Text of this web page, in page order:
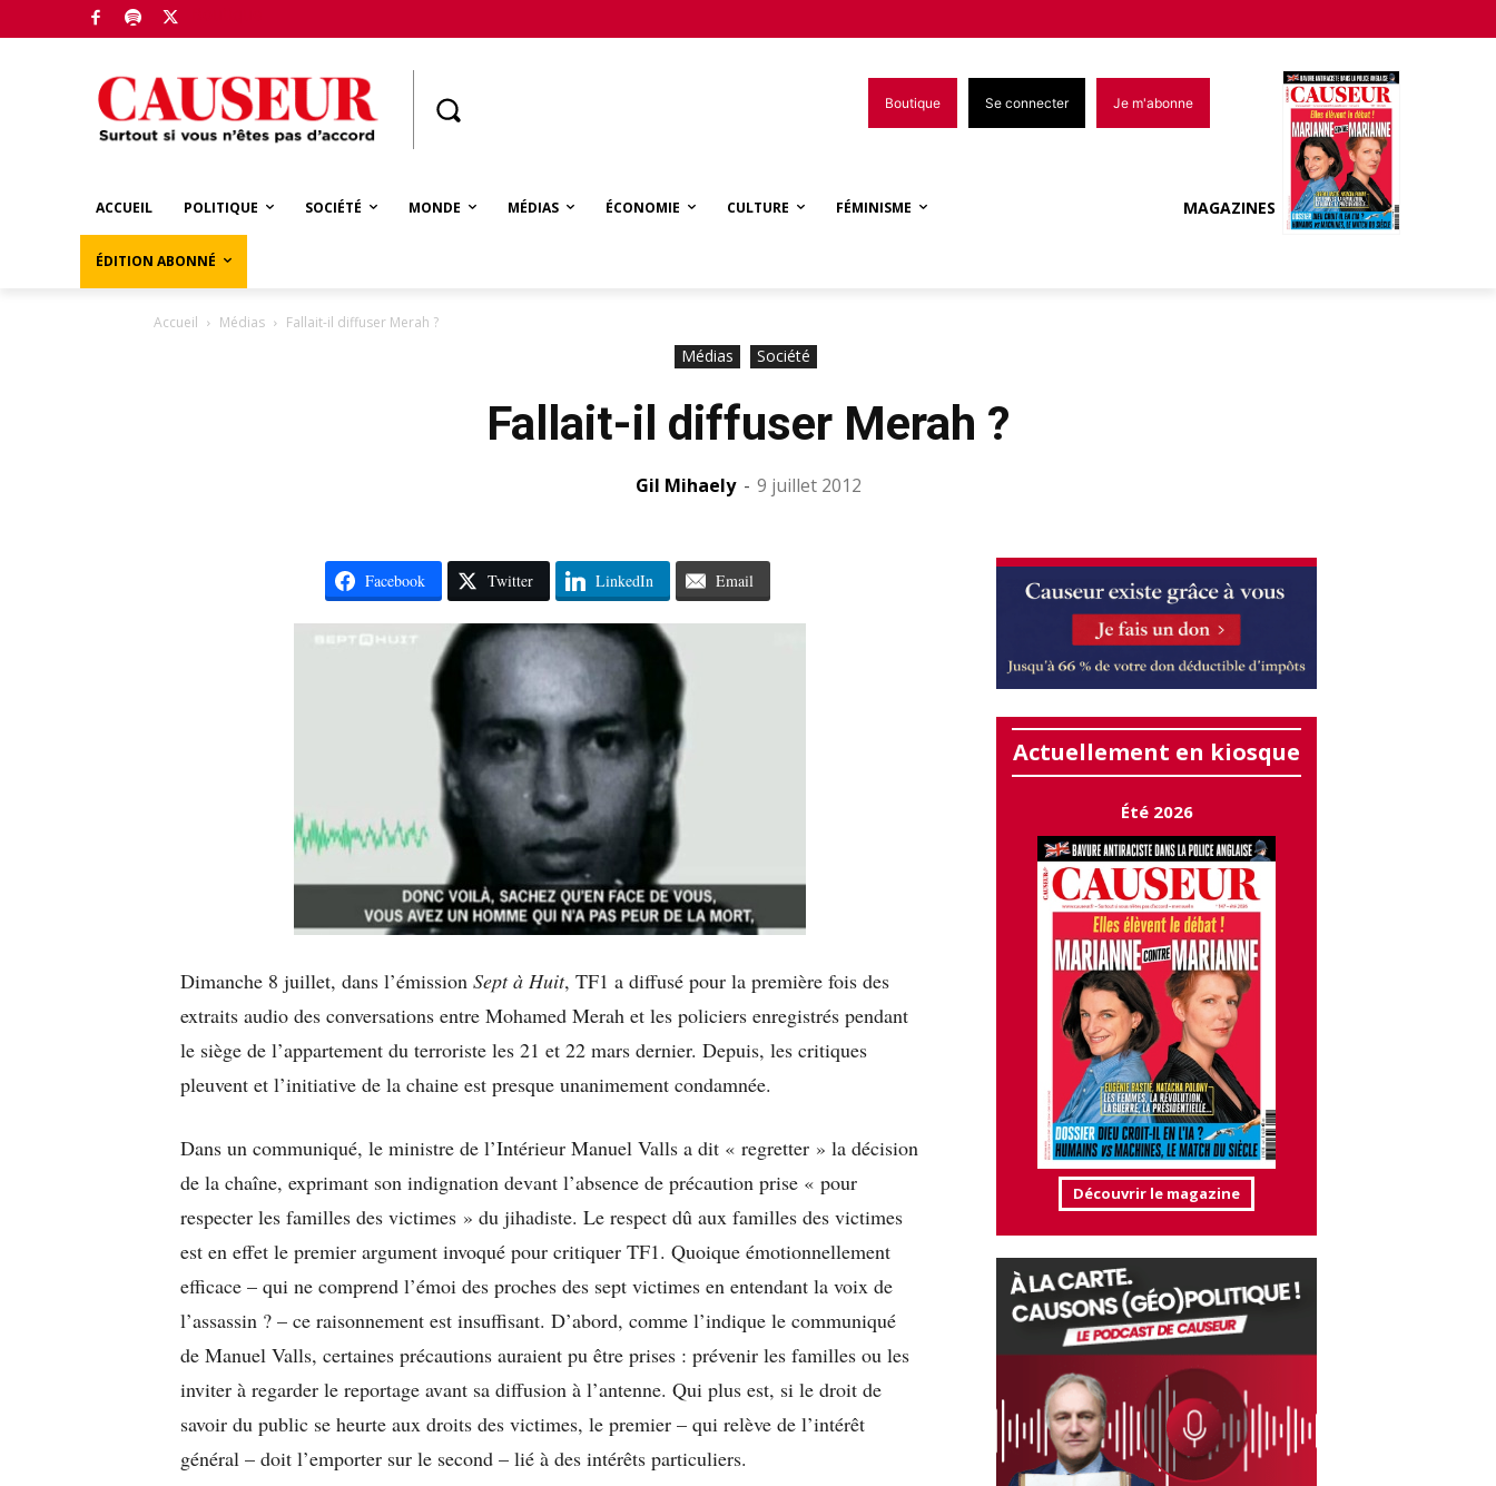
Boutique Se connecter Je m'abonne
ACCUEIL POLITIQUE SOCIÉTÉ MONDE MÉDIAS ÉCONOMIE CULTURE FÉMINISME
ÉDITION ABONNÉ
MAGAZINES
Accueil Médias Fallait-il diffuser Merah ?
Médias Société
Fallait-il diffuser Merah ?
Gil Mihaely - 9 juillet 2012
Facebook Twitter LinkedIn Email
Dimanche 8 juillet, dans l’émission Sept à Huit, TF1 a diffusé pour la première fois des
extraits audio des conversations entre Mohamed Merah et les policiers enregistrés pendant
le siège de l’appartement du terroriste les 21 et 22 mars dernier. Depuis, les critiques
pleuvent et l’initiative de la chaine est presque unanimement condamnée.
Dans un communiqué, le ministre de l’Intérieur Manuel Valls a dit « regretter » la décision
de la chaîne, exprimant son indignation devant l’absence de précaution prise « pour
respecter les familles des victimes » du jihadiste. Le respect dû aux familles des victimes
est en effet le premier argument invoqué pour critiquer TF1. Quoique émotionnellement
efficace – qui ne comprend l’émoi des proches des sept victimes en entendant la voix de
l’assassin ? – ce raisonnement est insuffisant. D’abord, comme l’indique le communiqué
de Manuel Valls, certaines précautions auraient pu être prises : prévenir les familles ou les
inviter à regarder le reportage avant sa diffusion à l’antenne. Qui plus est, si le droit de
savoir du public se heurte aux droits des victimes, le premier – qui relève de l’intérêt
général – doit l’emporter sur le second – lié à des intérêts particuliers.
Actuellement en kiosque
Été 2026
Découvrir le magazine